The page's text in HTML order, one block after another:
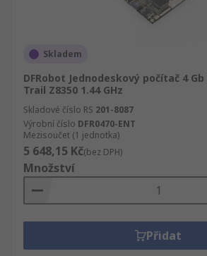
Skladem
DFRobot Jednodeskový počítač 4
Trail Z8350 1.44 GHz
Skladové číslo RS 201-8087
Výrobní číslo DFR0470-ENT
Mezisoučet (1 jednotka)
5 648,15 Kč(bez DPH)
Množství
Přidat